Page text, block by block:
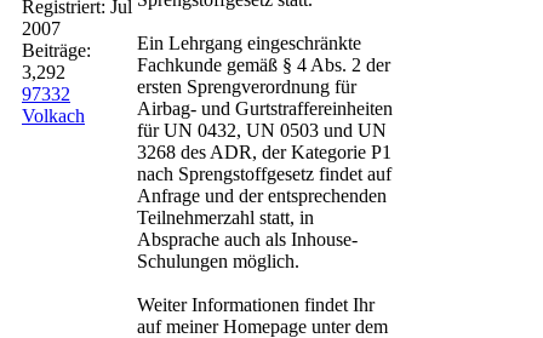
Registriert: Jul
2007
Beiträge:
3,292
97332
Volkach
Ein Lehrgang eingeschränkte
Fachkunde gemäß § 4 Abs. 2 der
ersten Sprengverordnung für
Airbag- und Gurtstraffereinheiten
für UN 0432, UN 0503 und UN
3268 des ADR, der Kategorie P1
nach Sprengstoffgesetz findet auf
Anfrage und der entsprechenden
Teilnehmerzahl statt, in
Absprache auch als Inhouse-
Schulungen möglich.
Weiter Informationen findet Ihr
auf meiner Homepage unter dem